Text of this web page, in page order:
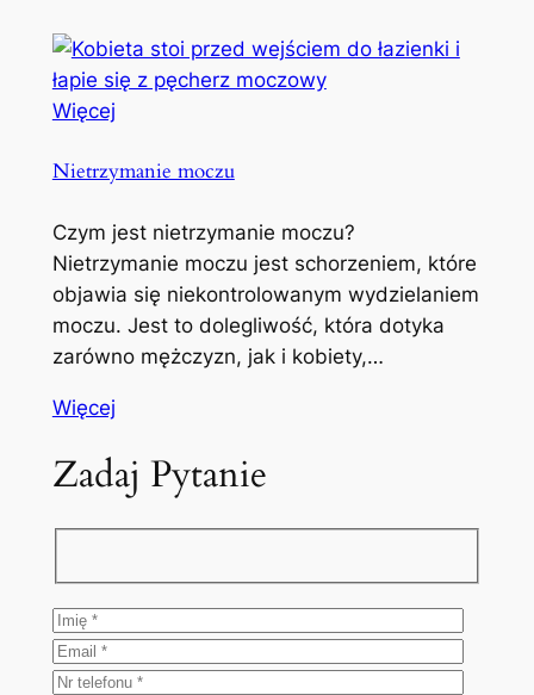
Więcej
Nietrzymanie moczu
Czym jest nietrzymanie moczu?
Nietrzymanie moczu jest schorzeniem, które
objawia się niekontrolowanym wydzielaniem
moczu. Jest to dolegliwość, która dotyka
zarówno mężczyzn, jak i kobiety,…
Więcej
Zadaj Pytanie